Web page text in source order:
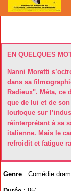
EN QUELQUES
Nanni Moretti
dans sa
Radieux". Méta, ce
que de lui et de
loufoque sur
réinterprétant à sa
italienne. Mais le
refroidit et fatigue
Genre : Comédie